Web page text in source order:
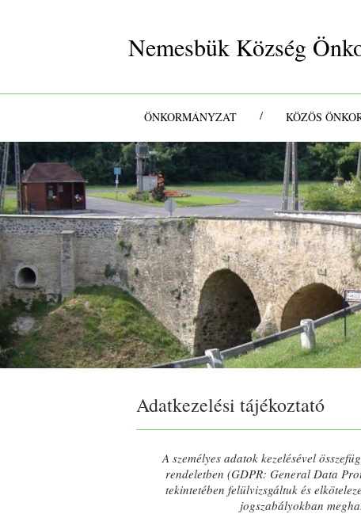
Nemesbük Község
ÖNKORMÁNYZAT / KÖZÖS
Adatkezelési tájékoztató
A személyes adatok kezelésével
rendeletben (GDPR: General Data
tekintetében felülvizsgáltuk és
jogszabályokban